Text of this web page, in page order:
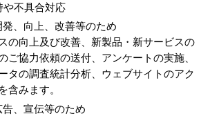
や不具合対応
、向上、改善等のため
の向上及び改善、新製品・新サービスの
ご協力依頼の送付、アンケートの実施、
タの調査統計分析、ウェブサイトのアク
含みます。
、宣伝等のため